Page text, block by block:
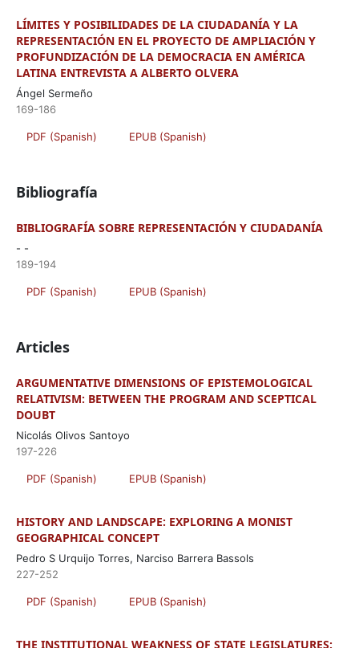
LÍMITES Y POSIBILIDADES DE LA CIUDADANÍA Y LA
REPRESENTACIÓN EN EL PROYECTO DE AMPLIACIÓN Y
PROFUNDIZACIÓN DE LA DEMOCRACIA EN AMÉRICA
LATINA ENTREVISTA A ALBERTO OLVERA
Ángel Sermeño
169-186
PDF (Spanish) EPUB (Spanish)
Bibliografía
BIBLIOGRAFÍA SOBRE REPRESENTACIÓN Y CIUDADANÍA
- -
189-194
PDF (Spanish) EPUB (Spanish)
Articles
ARGUMENTATIVE DIMENSIONS OF EPISTEMOLOGICAL
RELATIVISM: BETWEEN THE PROGRAM AND SCEPTICAL
DOUBT
Nicolás Olivos Santoyo
197-226
PDF (Spanish) EPUB (Spanish)
HISTORY AND LANDSCAPE: EXPLORING A MONIST
GEOGRAPHICAL CONCEPT
Pedro S Urquijo Torres, Narciso Barrera Bassols
227-252
PDF (Spanish) EPUB (Spanish)
THE INSTITUTIONAL WEAKNESS OF STATE LEGISLATURES: